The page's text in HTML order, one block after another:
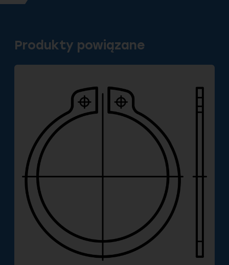
Produkty powiązane